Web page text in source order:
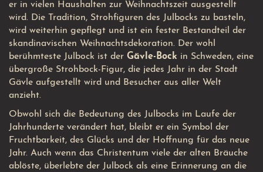
er in vielen Haushalten zur Weihnachtszeit ausgestellt
wird. Die Tradition, Strohfiguren des Julbocks zu basteln,
wird weiterhin gepflegt und ist ein fester Bestandteil der
skandinavischen Weihnachtsdekoration. Der wohl
berühmteste Julbock ist der Gävle-Bock in Schweden, eine
übergroße Strohbock-Figur, die jedes Jahr in der Stadt
Gävle aufgestellt wird und Besucher aus aller Welt
anzieht.
Obwohl sich die Bedeutung des Julbocks im Laufe der
Jahrhunderte verändert hat, bleibt er ein Symbol der
Fruchtbarkeit, des Glücks und der Hoffnung für das neue
Jahr. Auch wenn das Christentum viele der alten Bräuche
ablöste, überlebte der Julbock als eine Erinnerung an die